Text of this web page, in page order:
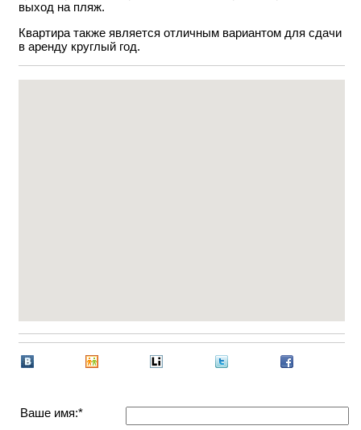
выход на пляж.
Квартира также является отличным вариантом для сдачи
в аренду круглый год.
Ваше имя:*